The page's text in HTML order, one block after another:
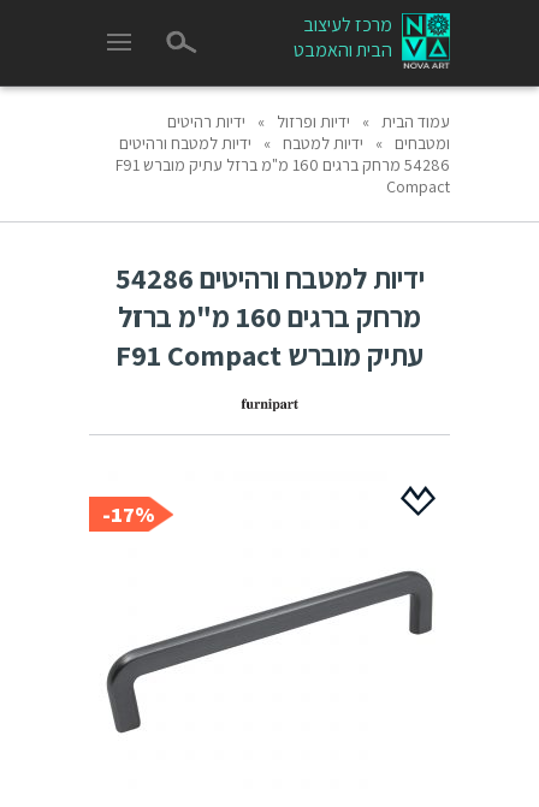
מרכז לעיצוב
הבית והאמבט
עמוד הבית » ידיות ופרזול »
ידיות רהיטים
ומטבחים
» ידיות למטבח »
ידיות למטבח ורהיטים
54286 מרחק ברגים 160 מ"מ ברזל עתיק מוברש F91
Compact
ידיות למטבח ורהיטים 54286
מרחק ברגים 160 מ"מ ברזל
עתיק מוברש F91 Compact
17%-